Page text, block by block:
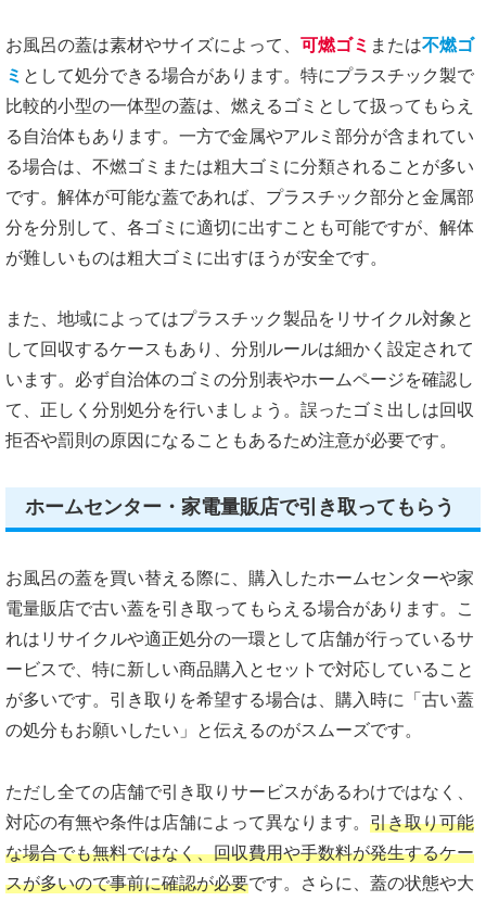
お風呂の蓋は素材やサイズによって、 可燃ゴミ または不燃ゴ
ミ として処分できる場合があります。特にプラスチック製で
比較的小型の一体型の蓋は、燃えるゴミとして扱ってもらえ
る自治体もあります。一方で金属やアルミ部分が含まれてい
る場合は、不燃ゴミまたは粗大ゴミに分類されることが多い
です。解体が可能な蓋であれば、プラスチック部分と金属部
分を分別して、各ゴミに適切に出すことも可能ですが、解体
が難しいものは粗大ゴミに出すほうが安全です。
また、地域によってはプラスチック製品をリサイクル対象と
して回収するケースもあり、分別ルールは細かく設定されて
います。必ず自治体のゴミの分別表やホームページを確認し
て、正しく分別処分を行いましょう。誤ったゴミ出しは回収
拒否や罰則の原因になることもあるため注意が必要です。
ホームセンター・家電量販店で引き取ってもらう
お風呂の蓋を買い替える際に、購入したホームセンターや家
電量販店で古い蓋を引き取ってもらえる場合があります。こ
れはリサイクルや適正処分の一環として店舗が行っているサ
ービスで、特に新しい商品購入とセットで対応していること
が多いです。引き取りを希望する場合は、購入時に「古い蓋
の処分もお願いしたい」と伝えるのがスムーズです。
ただし全ての店舗で引き取りサービスがあるわけではなく、
対応の有無や条件は店舗によって異なります。 引き取り可能
な場合でも無料ではなく、回収費用や手数料が発生するケー
スが多いので事前に確認が必要です。さらに、蓋の状態や大